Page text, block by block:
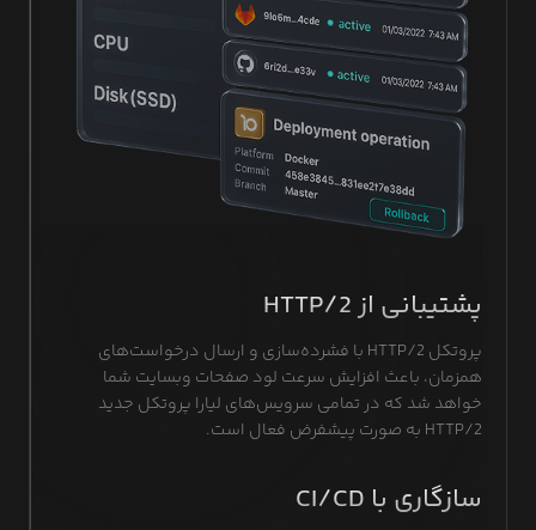
پشتیبانی از HTTP/2
پروتکل HTTP/2 با فشرده‌سازی و ارسال درخواست‌های
همزمان، باعث افزایش سرعت لود صفحات وبسایت شما
خواهد شد که در تمامی سرویس‌های لیارا پروتکل جدید
HTTP/2 به صورت پیشفرض فعال است.
سازگاری با CI/CD